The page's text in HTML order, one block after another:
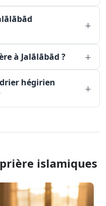
à Jalālābād ?
hégirien
islamiques